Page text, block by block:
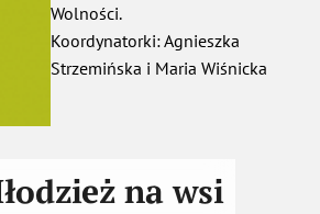
Wolności.
Koordynatorki: Agnieszka
Strzemińska i Maria Wiśnicka
na wsi